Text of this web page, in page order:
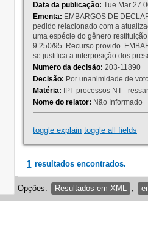
Data da publicação: Tue Mar 27
Ementa: EMBARGOS DE
pedido relacionado com a
uma espécie do gênero
9.250/95. Recurso provido.
se justifica a interposição dos
Numero da decisão: 203-11890
Decisão: Por unanimidade de
Matéria: IPI- processos NT -
Nome do relator: Não Informado
toggle explain toggle all fields
1 resultados encontrados.
Opções: Resultados em XML